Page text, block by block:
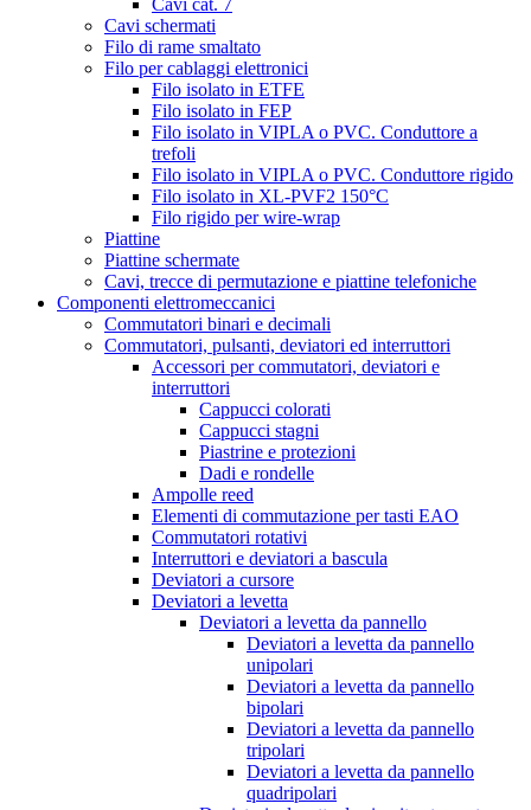
Cavi schermati
Filo di rame smaltato
Filo per cablaggi elettronici
Filo isolato in ETFE
Filo isolato in FEP
Filo isolato in VIPLA o PVC. Conduttore a
trefoli
Filo isolato in VIPLA o PVC. Conduttore rigido
Filo isolato in XL-PVF2 150°C
Filo rigido per wire-wrap
Piattine
Piattine schermate
Cavi, trecce di permutazione e piattine telefoniche
Componenti elettromeccanici
Commutatori binari e decimali
Commutatori, pulsanti, deviatori ed interruttori
Accessori per commutatori, deviatori e
interruttori
Cappucci colorati
Cappucci stagni
Piastrine e protezioni
Dadi e rondelle
Ampolle reed
Elementi di commutazione per tasti EAO
Commutatori rotativi
Interruttori e deviatori a bascula
Deviatori a cursore
Deviatori a levetta
Deviatori a levetta da pannello
Deviatori a levetta da pannello
unipolari
Deviatori a levetta da pannello
bipolari
Deviatori a levetta da pannello
tripolari
Deviatori a levetta da pannello
quadripolari